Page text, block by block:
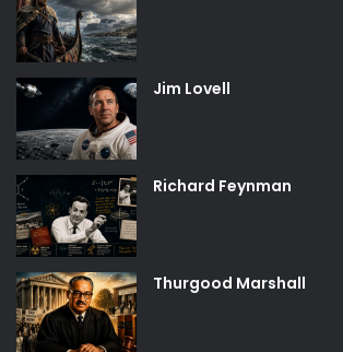
Jim Lovell
Richard Feynman
Thurgood Marshall